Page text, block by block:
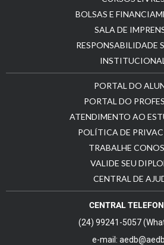
BOLSAS E
SALA DE
RESPONSABILIDADE
INSTITUCIONAL
PORTAL DO
PORTAL DO
ATENDIMENTO AO
POLÍTICA DE
TRABALHE
VALIDE SEU
CENTRAL DE
CENTRAL
(24) 99241-5057
e-mail: